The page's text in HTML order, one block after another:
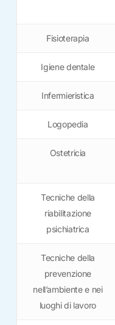
Fisioterapia
Igiene dentale
Infermieristica
Logopedia
Ostetricia
Tecniche della
riabilitazione
psichiatrica
Tecniche della
prevenzione
nell’ambiente e nei
luoghi di lavoro